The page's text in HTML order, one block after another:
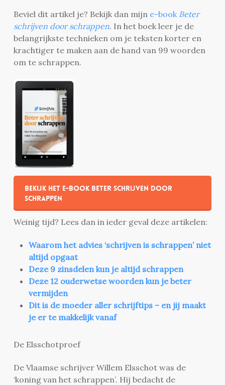
Beviel dit artikel je? Bekijk dan mijn e-book Beter
schrijven door schrappen. In het boek leer je de
belangrijkste technieken om je teksten korter en
krachtiger te maken aan de hand van 99 woorden
om te schrappen.
Bekijk het e-book Beter schrijven door
schrappen
Weinig tijd? Lees dan in ieder geval deze artikelen:
Waarom het advies ‘schrijven is schrappen’ niet
altijd opgaat
Deze 9 zinsdelen kun je altijd schrappen
Deze 12 ouderwetse woorden kun je beter
vermijden
Dit is de moeder aller schrijftips – en jij maakt
je er te makkelijk vanaf
De Elsschotproef
De Vlaamse schrijver Willem Elsschot was de
‘koning van het schrappen’. Hij bedacht de